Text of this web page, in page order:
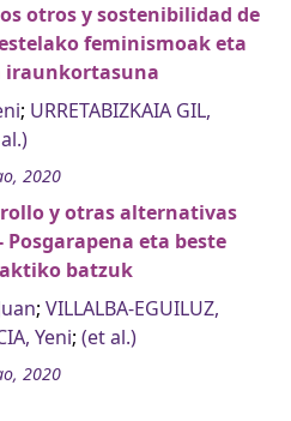
otros y sostenibilidad de
feminismoak eta
iraunkortasuna
; URRETABIZKAIA GIL,
2020
y otras alternativas
Posgarapena eta beste
batzuk
; VILLALBA-EGUILUZ,
Yeni; (et al.)
2020